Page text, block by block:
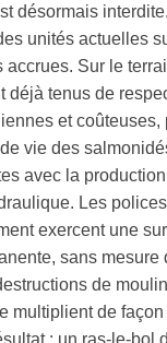
désormais
unités actuelles
accrues. Sur le
déjà tenus de
et coûteuses,
vie des
avec la production
Les
exercent une
sans mesure
de
multiplient de façon
: un ras-le-bol